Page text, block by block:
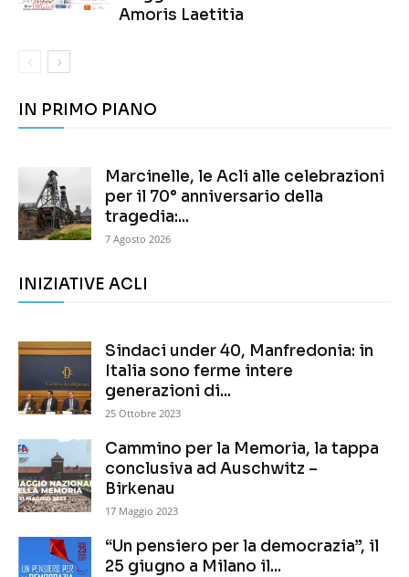
Amoris Laetitia
IN PRIMO PIANO
Marcinelle, le Acli alle celebrazioni
per il 70° anniversario della
tragedia:...
7 Agosto 2026
INIZIATIVE ACLI
Sindaci under 40, Manfredonia: in
Italia sono ferme intere
generazioni di...
25 Ottobre 2023
Cammino per la Memoria, la tappa
conclusiva ad Auschwitz –
Birkenau
17 Maggio 2023
“Un pensiero per la democrazia”, il
25 giugno a Milano il...